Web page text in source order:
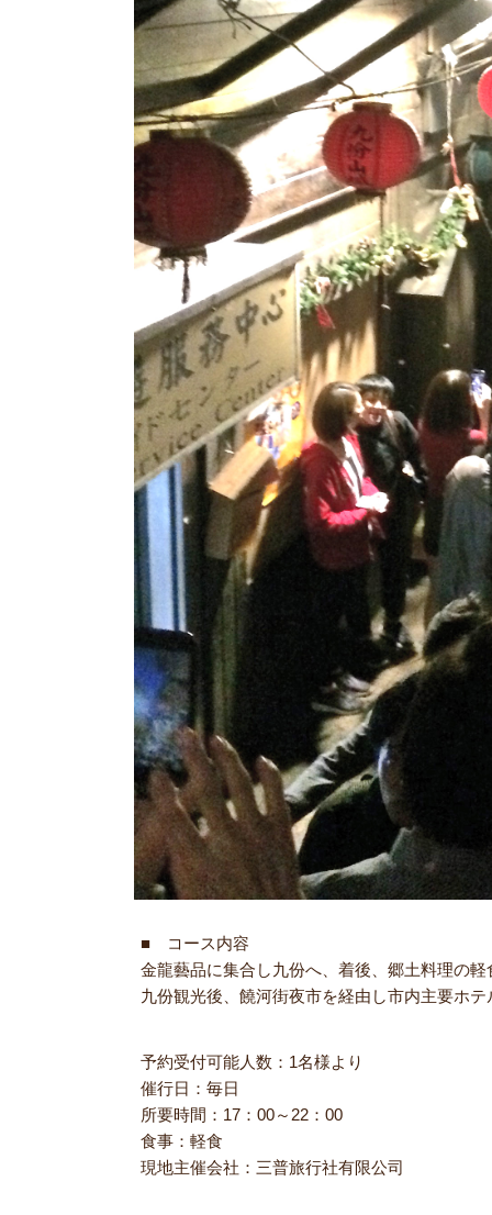
■ コース内容
金龍藝品に集合し九份へ、着後、郷土料理の
九份観光後、饒河街夜市を経由し市内主要ホテ
予約受付可能人数：1名様より
催行日：毎日
所要時間：17：00～22：00
食事：軽食
現地主催会社：三普旅行社有限公司